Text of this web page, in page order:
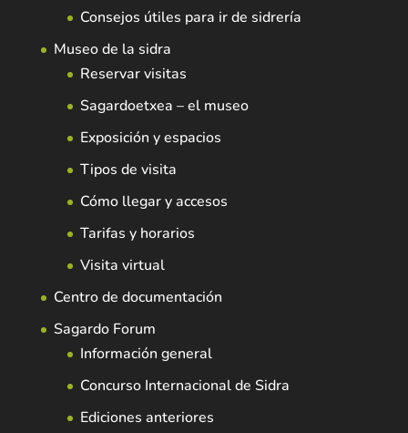
Consejos útiles para ir de sidrería
Museo de la sidra
Reservar visitas
Sagardoetxea – el museo
Exposición y espacios
Tipos de visita
Cómo llegar y accesos
Tarifas y horarios
Visita virtual
Centro de documentación
Sagardo Forum
Información general
Concurso Internacional de Sidra
Ediciones anteriores